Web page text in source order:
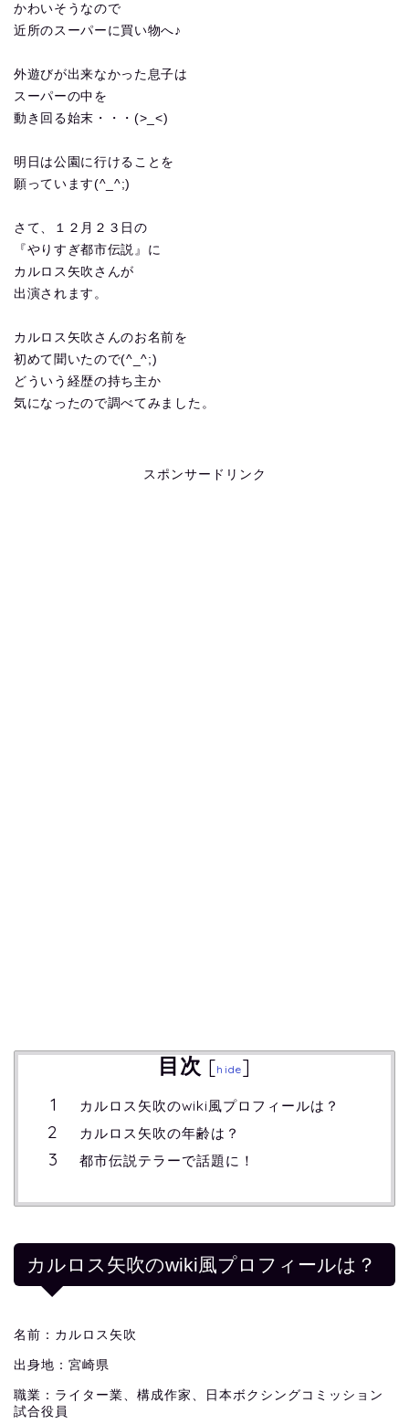
かわいそうなので
近所のスーパーに買い物へ♪
外遊びが出来なかった息子は
スーパーの中を
動き回る始末・・・(>_<)
明日は公園に行けることを
願っています(^_^;)
さて、１２月２３日の
『やりすぎ都市伝説』に
カルロス矢吹さんが
出演されます。
カルロス矢吹さんのお名前を
初めて聞いたので(^_^;)
どういう経歴の持ち主か
気になったので調べてみました。
スポンサードリンク
目次 [hide]
カルロス矢吹のwiki風プロフィールは？
カルロス矢吹の年齢は？
都市伝説テラーで話題に！
カルロス矢吹のwiki風プロフィールは？
名前：カルロス矢吹
出身地：宮崎県
職業：ライター業、構成作家、日本ボクシングコミッション
試合役員